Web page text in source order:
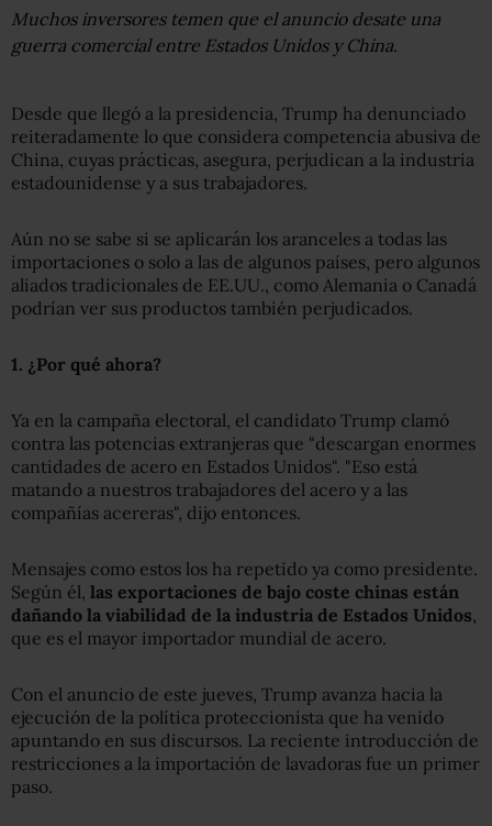
Muchos inversores temen que el anuncio desate una
guerra comercial entre Estados Unidos y China.
Desde que llegó a la presidencia, Trump ha denunciado
reiteradamente lo que considera competencia abusiva de
China, cuyas prácticas, asegura, perjudican a la industria
estadounidense y a sus trabajadores.
Aún no se sabe si se aplicarán los aranceles a todas las
importaciones o solo a las de algunos países, pero algunos
aliados tradicionales de EE.UU., como Alemania o Canadá
podrían ver sus productos también perjudicados.
1. ¿Por qué ahora?
Ya en la campaña electoral, el candidato Trump clamó
contra las potencias extranjeras que "descargan enormes
cantidades de acero en Estados Unidos". "Eso está
matando a nuestros trabajadores del acero y a las
compañías acereras", dijo entonces.
Mensajes como estos los ha repetido ya como presidente.
Según él, las exportaciones de bajo coste chinas están
dañando la viabilidad de la industria de Estados Unidos,
que es el mayor importador mundial de acero.
Con el anuncio de este jueves, Trump avanza hacia la
ejecución de la política proteccionista que ha venido
apuntando en sus discursos. La reciente introducción de
restricciones a la importación de lavadoras fue un primer
paso.